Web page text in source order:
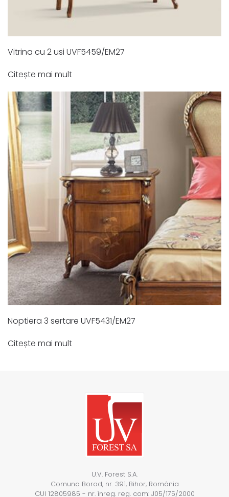
Vitrina cu 2 usi UVF5459/EM27
Citește mai mult
Noptiera 3 sertare UVF5431/EM27
Citește mai mult
U.V. Forest S.A.
Comuna Borod, nr. 391, Bihor, România
CUI 12805985 - nr. înreg. reg. com: J05/175/2000